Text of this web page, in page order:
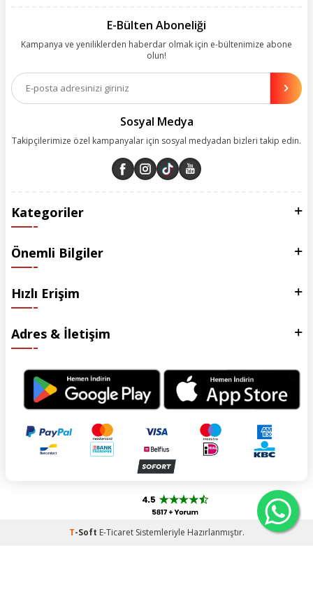
kolay, kusursuz ve keyifli bir alışveriş yolculuğu sunarken deneyiminize
olanakları sunuyoruz. Çalışmalarımızı müşterilerimizin memnuniyetini
esas alarak yürütüyoruz.
E-Bülten Aboneliği
Kampanya ve yeniliklerden haberdar olmak için e-bültenimize abone
olun!
Sosyal Medya
Takipçilerimize özel kampanyalar için sosyal medyadan bizleri takip edin.
Kategoriler
Önemli Bilgiler
Hızlı Erişim
Adres & İletişim
T-Soft E-TicaretSistemleriyle Hazırlanmıştır.